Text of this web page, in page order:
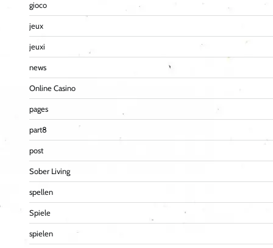
gioco
jeux
jeuxi
news
Online Casino
pages
part8
post
Sober Living
spellen
Spiele
spielen